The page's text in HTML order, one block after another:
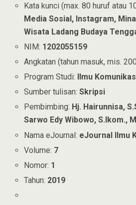
Kata kunci (max. 80 huruf atau
Media Sosial, Instagram,
Wisata Ladang Budaya
NIM: 1202055159
Angkatan (tahun masuk, mis.
Program Studi: Ilmu
Sumber tulisan:Skripsi
Pembimbing: Hj. Hairunnisa,
Sarwo Edy Wibowo, S.Ikom.,
Nama eJournal: eJournal Ilmu
Volume: 7
Nomor: 1
Tahun: 2019